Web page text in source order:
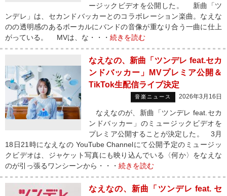
ージックビデオを公開した。 新曲「ツ
ンデレ」は、セカンドバッカーとのコラボレーション楽曲。なえな
のの透明感のあるボーカルにバンドの音像が重なり合う一曲に仕上
がっている。 MVは、な・・・ 続きを読む
なえなの、新曲「ツンデレ feat.セカ
ンドバッカー」MVプレミア公開＆
TikTok生配信ライブ決定
音楽ニュース 2026年3月16日
なえなのが、新曲「ツンデレ feat.セカ
ンドバッカー」のミュージックビデオを
プレミア公開することが決定した。 3月
18日21時になえなの YouTube Channelにて公開予定のミュージッ
クビデオは、ジャケット写真にも映り込んでいる〈何か〉をなえな
のが引っ張るワンシーンから・・・ 続きを読む
なえなの、新曲「ツンデレ feat. セ